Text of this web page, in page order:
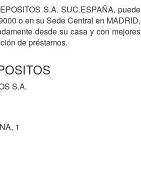
S.A. SUC.ESPAÑA, puede
o en su Sede Central en MADRID,
desde su casa y con mejores
de préstamos.
S.A.
1